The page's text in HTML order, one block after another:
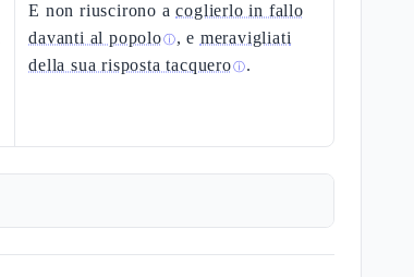
E non riuscirono acoglierlo in fallo
davanti al popoloⓘ, e meravigliati
della sua risposta tacqueroⓘ.